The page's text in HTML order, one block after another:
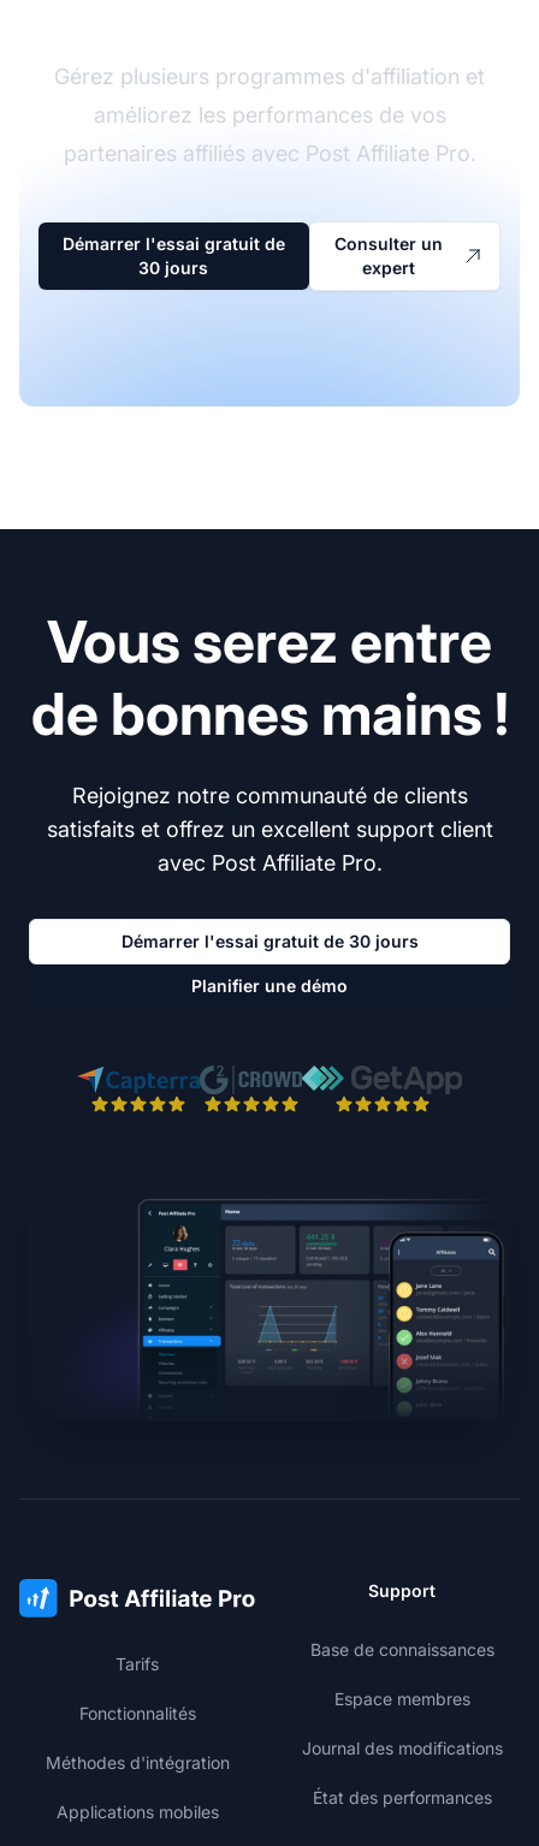
Gérez plusieurs programmes d'affiliation et
améliorez les performances de vos
partenaires affiliés avec Post Affiliate Pro.
Démarrer l'essai gratuit de
30 jours
Consulter un
expert
Vous serez entre
de bonnes mains !
Rejoignez notre communauté de clients
satisfaits et offrez un excellent support client
avec Post Affiliate Pro.
Démarrer l'essai gratuit de 30 jours
Planifier une démo
Tarifs
Fonctionnalités
Méthodes d'intégration
Applications mobiles
Support
Base de connaissances
Espace membres
Journal des modifications
État des performances